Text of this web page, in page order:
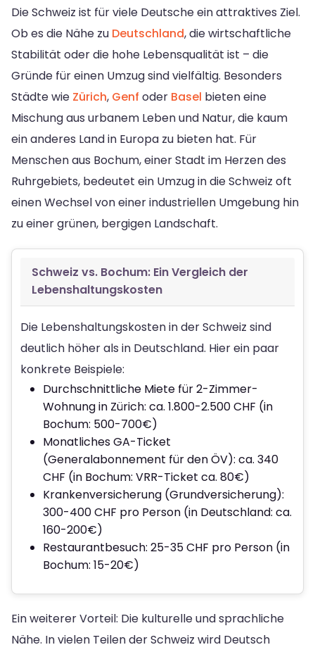
Die Schweiz ist für viele Deutsche ein attraktives Ziel.
Ob es die Nähe zu Deutschland, die wirtschaftliche
Stabilität oder die hohe Lebensqualität ist – die
Gründe für einen Umzug sind vielfältig. Besonders
Städte wie Zürich, Genf oder Basel bieten eine
Mischung aus urbanem Leben und Natur, die kaum
ein anderes Land in Europa zu bieten hat. Für
Menschen aus Bochum, einer Stadt im Herzen des
Ruhrgebiets, bedeutet ein Umzug in die Schweiz oft
einen Wechsel von einer industriellen Umgebung hin
zu einer grünen, bergigen Landschaft.
Schweiz vs. Bochum: Ein Vergleich der
Lebenshaltungskosten
Die Lebenshaltungskosten in der Schweiz sind
deutlich höher als in Deutschland. Hier ein paar
konkrete Beispiele:
Durchschnittliche Miete für 2-Zimmer-
Wohnung in Zürich: ca. 1.800-2.500 CHF (in
Bochum: 500-700€)
Monatliches GA-Ticket
(Generalabonnement für den ÖV): ca. 340
CHF (in Bochum: VRR-Ticket ca. 80€)
Krankenversicherung (Grundversicherung):
300-400 CHF pro Person (in Deutschland: ca.
160-200€)
Restaurantbesuch: 25-35 CHF pro Person (in
Bochum: 15-20€)
Ein weiterer Vorteil: Die kulturelle und sprachliche
Nähe. In vielen Teilen der Schweiz wird Deutsch